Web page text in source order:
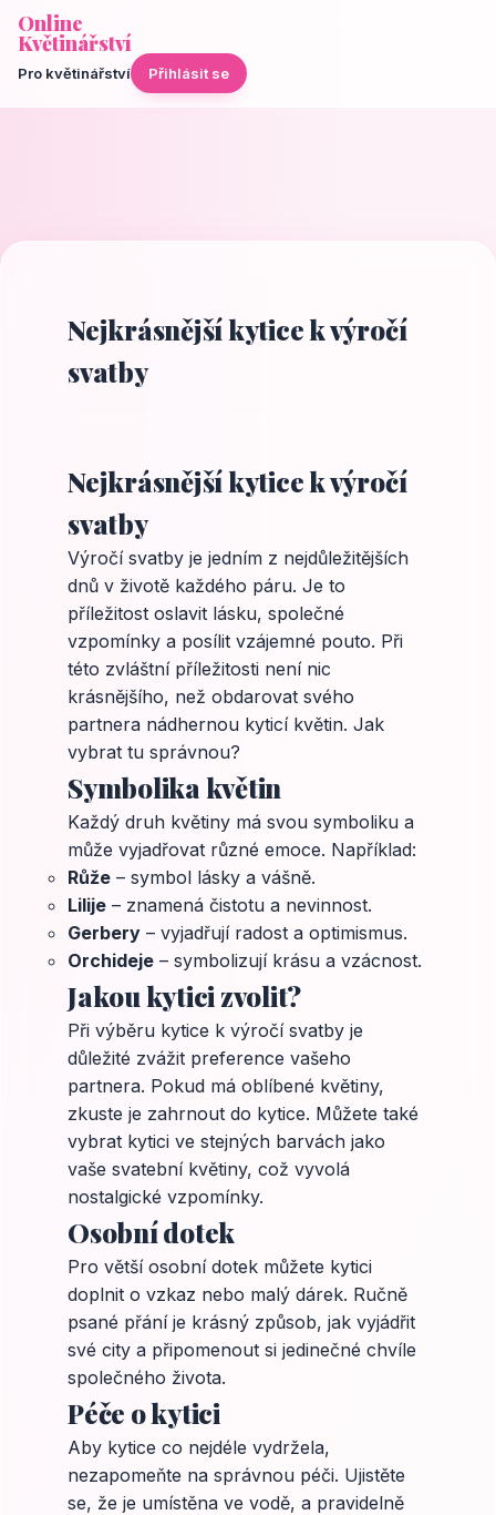
Online
Květinářství
Pro květinářství Přihlásit se
Nejkrásnější kytice k výročí
svatby
Nejkrásnější kytice k výročí
svatby
Výročí svatby je jedním z nejdůležitějších
dnů v životě každého páru. Je to
příležitost oslavit lásku, společné
vzpomínky a posílit vzájemné pouto. Při
této zvláštní příležitosti není nic
krásnějšího, než obdarovat svého
partnera nádhernou kyticí květin. Jak
vybrat tu správnou?
Symbolika květin
Každý druh květiny má svou symboliku a
může vyjadřovat různé emoce. Například:
Růže – symbol lásky a vášně.
Lilije – znamená čistotu a nevinnost.
Gerbery – vyjadřují radost a optimismus.
Orchideje – symbolizují krásu a vzácnost.
Jakou kytici zvolit?
Při výběru kytice k výročí svatby je
důležité zvážit preference vašeho
partnera. Pokud má oblíbené květiny,
zkuste je zahrnout do kytice. Můžete také
vybrat kytici ve stejných barvách jako
vaše svatební květiny, což vyvolá
nostalgické vzpomínky.
Osobní dotek
Pro větší osobní dotek můžete kytici
doplnit o vzkaz nebo malý dárek. Ručně
psané přání je krásný způsob, jak vyjádřit
své city a připomenout si jedinečné chvíle
společného života.
Péče o kytici
Aby kytice co nejdéle vydržela,
nezapomeňte na správnou péči. Ujistěte
se, že je umístěna ve vodě, a pravidelně